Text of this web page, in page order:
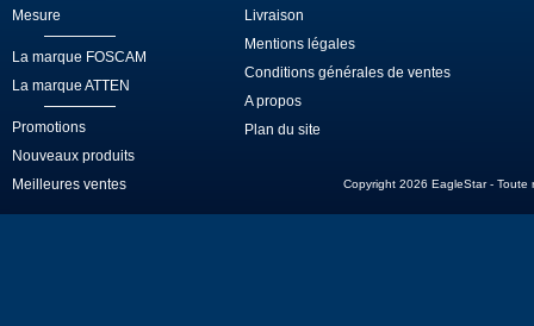
Mesure
La marque FOSCAM
La marque ATTEN
Promotions
Nouveaux produits
Meilleures ventes
Livraison
Mentions légales
Conditions générales de ventes
A propos
Plan du site
Copyright 2026 EagleStar -